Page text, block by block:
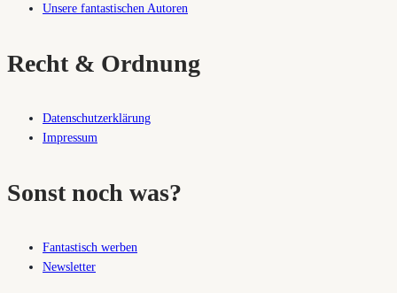
Unsere fantastischen Autoren
Recht & Ordnung
Datenschutzerklärung
Impressum
Sonst noch was?
Fantastisch werben
Newsletter